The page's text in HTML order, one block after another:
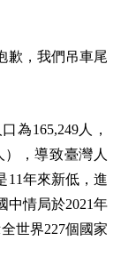
歉，我們吊車尾
為165,249人，
，導致臺灣人
11年來新低，進
中情局於2021年
世界227個國家